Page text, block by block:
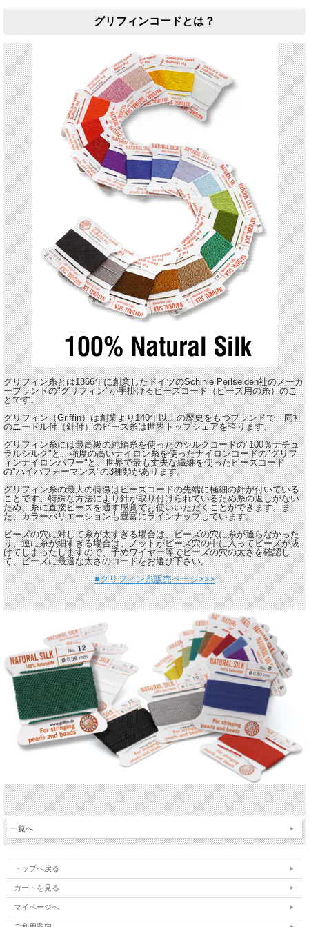
グリフィンコードとは？
グリフィン糸とは1866年に創業したドイツのSchinle Perlseiden社のメーカ
ーブランドの"グリフィン"が手掛けるビーズコード（ビーズ用の糸）のこ
とです。
グリフィン（Griffin）は創業より140年以上の歴史をもつブランドで、同社
のニードル付（針付）のビーズ糸は世界トップシェアを誇ります。
グリフィン糸には最高級の純絹糸を使ったのシルクコードの"100％ナチュ
ラルシルク"と、強度の高いナイロン糸を使ったナイロンコードの"グリフ
ィンナイロンパワー"と、世界で最も丈夫な繊維を使ったビーズコード
の"ハイパフォーマンス"の3種類があります。
グリフィン糸の最大の特徴はビーズコードの先端に極細の針が付いている
ことです。特殊な方法により針が取り付けられているため糸の返しがない
ため、糸に直接ビーズを通す感覚でお使いいただくことができます。ま
た、カラーバリエーションも豊富にラインナップしています。
ビーズの穴に対して糸が太すぎる場合は、ビーズの穴に糸が通らなかった
り、逆に糸が細すぎる場合は、ノットがビーズ穴の中に入ってビーズが抜
けてしまったしますので、予めワイヤー等でビーズの穴の太さを確認し
て、ビーズに最適な太さのコードをお選び下さい。
■グリフィン糸販売ページ>>>
一覧へ
トップへ戻る
カートを見る
マイページへ